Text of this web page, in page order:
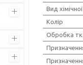
Вид
Колір
Обробка